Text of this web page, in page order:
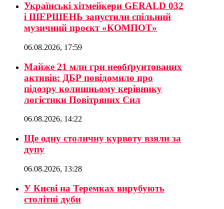
Українські хітмейкери GERALD 032
і ШЕРШЕНЬ запустили спільний
музичний проєкт «КОМПОТ»
06.08.2026, 17:59
Майже 21 млн грн необґрунтованих
активів: ДБР повідомило про
підозру колишньому керівнику
логістики Повітряних Сил
06.08.2026, 14:22
Ще одну столичну курвоту взяли за
дупу
06.08.2026, 13:28
У Києві на Теремках вирубують
столітні дуби